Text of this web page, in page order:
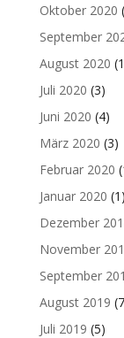
Oktober 2020
September
August 2020
Juli 2020 (3)
Juni 2020 (4)
März 2020 (3)
Februar 2020
Januar 2020 (1)
Dezember
November
September
August 2019
Juli 2019 (5)